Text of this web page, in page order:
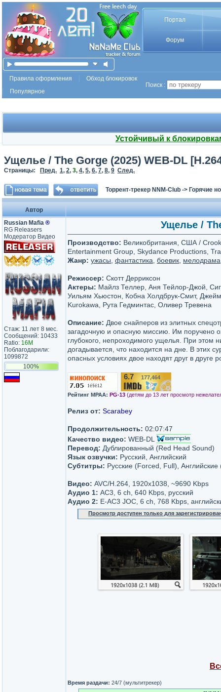
Портал
Форум
Правила оформления
Обход блокировок
Популярное
Поиск :
Устойчивый к
Ущелье / The Gorge (2025) WEB-DL
Страницы: Пред. 1, 2, 3, 4, 5, 6, 7, 8, 9 След.
Торрент-трекер NNM-Club -> Горячие
Автор
Russian Mafia ®
RG Releasers
Модератор Видео
Стаж: 11 лет 8 мес.
Сообщений: 10433
Ratio: 16M
Поблагодарили:
1099872
100%
Ущелье /
Производство: Великобритания, США /
Entertainment Group, Skydance Productions,
Жанр: ужасы фантастика боевик мелодрама
Режиссер: Скотт Дерриксон
Актеры: Майлз Теллер, Аня Тейлор-Джой,
Уильям Хьюстон, Кобна Холдбрук-Смит,
Kurokawa, Рута Гедминтас, Оливер Тревена
Описание: Двое снайперов из элитных
загадочную и опасную миссию. Им поручено
глубокого, непроходимого ущелья. При этом
догадывается, что находится на дне. В этих
опасных условиях двое находят друг в друге
6.7 177,464
Рейтинг MPAA: PG-13 (детям до 13 лет просмотр
Релиз от: Scarabey
Продолжительность: 02:07:47
Качество видео: WEB-DL
Перевод: Дублированный (Red Head Sound)
Язык озвучки: Русский, Английский
Субтитры: Русские (Forced, Full),
Видео: AVC/H.264, 1920x1038, ~9690 Kbps
Аудио 1: AC3, 6 ch, 640 Kbps, русский
Аудио 2: E-AC3 JOC, 6 ch, 768 Kbps,
Просмотр доступен только для
Время раздачи: 24/7 (мультитрекер)